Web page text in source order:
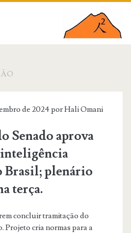
de 2024 porHali Omani
Senado aprova
plenário
terça.
concluir tramitação do
Projeto cria normas para a